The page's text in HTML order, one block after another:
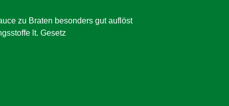
zu Braten besonders gut auflöst
lt. Gesetz